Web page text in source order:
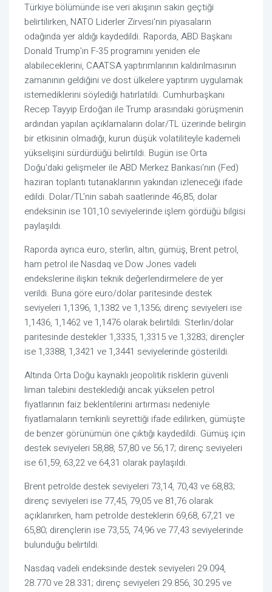
Türkiye bölümünde ise veri akışının sakin geçtiği
belirtilirken, NATO Liderler Zirvesi'nin piyasaların
odağında yer aldığı kaydedildi. Raporda, ABD Başkanı
Donald Trump'ın F-35 programını yeniden ele
alabileceklerini, CAATSA yaptırımlarının kaldırılmasının
zamanının geldiğini ve dost ülkelere yaptırım uygulamak
istemediklerini söylediği hatırlatıldı. Cumhurbaşkanı
Recep Tayyip Erdoğan ile Trump arasındaki görüşmenin
ardından yapılan açıklamaların dolar/TL üzerinde belirgin
bir etkisinin olmadığı, kurun düşük volatiliteyle kademeli
yükselişini sürdürdüğü belirtildi. Bugün ise Orta
Doğu'daki gelişmeler ile ABD Merkez Bankası'nın (Fed)
haziran toplantı tutanaklarının yakından izleneceği ifade
edildi. Dolar/TL'nin sabah saatlerinde 46,85, dolar
endeksinin ise 101,10 seviyelerinde işlem gördüğü bilgisi
paylaşıldı.
Raporda ayrıca euro, sterlin, altın, gümüş, Brent petrol,
ham petrol ile Nasdaq ve Dow Jones vadeli
endekslerine ilişkin teknik değerlendirmelere de yer
verildi. Buna göre euro/dolar paritesinde destek
seviyeleri 1,1396, 1,1382 ve 1,1356; direnç seviyeleri ise
1,1436, 1,1462 ve 1,1476 olarak belirtildi. Sterlin/dolar
paritesinde destekler 1,3335, 1,3315 ve 1,3283; dirençler
ise 1,3388, 1,3421 ve 1,3441 seviyelerinde gösterildi.
Altında Orta Doğu kaynaklı jeopolitik risklerin güvenli
liman talebini desteklediği ancak yükselen petrol
fiyatlarının faiz beklentilerini artırması nedeniyle
fiyatlamaların temkinli seyrettiği ifade edilirken, gümüşte
de benzer görünümün öne çıktığı kaydedildi. Gümüş için
destek seviyeleri 58,88, 57,80 ve 56,17; direnç seviyeleri
ise 61,59, 63,22 ve 64,31 olarak paylaşıldı.
Brent petrolde destek seviyeleri 73,14, 70,43 ve 68,83;
direnç seviyeleri ise 77,45, 79,05 ve 81,76 olarak
açıklanırken, ham petrolde desteklerin 69,68, 67,21 ve
65,80; dirençlerin ise 73,55, 74,96 ve 77,43 seviyelerinde
bulunduğu belirtildi.
Nasdaq vadeli endeksinde destek seviyeleri 29.094,
28.770 ve 28.331; direnç seviyeleri 29.856, 30.295 ve